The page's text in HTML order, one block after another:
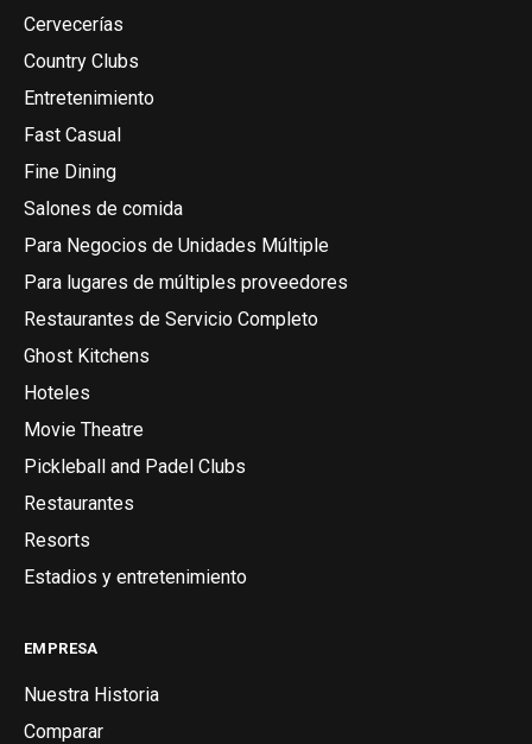
Cervecerías
Country Clubs
Entretenimiento
Fast Casual
Fine Dining
Salones de comida
Para Negocios de Unidades Múltiple
Para lugares de múltiples proveedores
Restaurantes de Servicio Completo
Ghost Kitchens
Hoteles
Movie Theatre
Pickleball and Padel Clubs
Restaurantes
Resorts
Estadios y entretenimiento
EMPRESA
Nuestra Historia
Comparar